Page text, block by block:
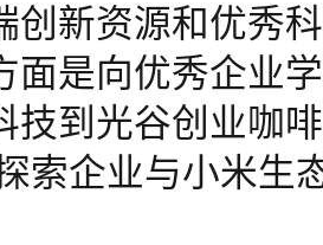
创新资源和优秀
面是向优秀企业
技到光谷创业咖
索企业与小米生